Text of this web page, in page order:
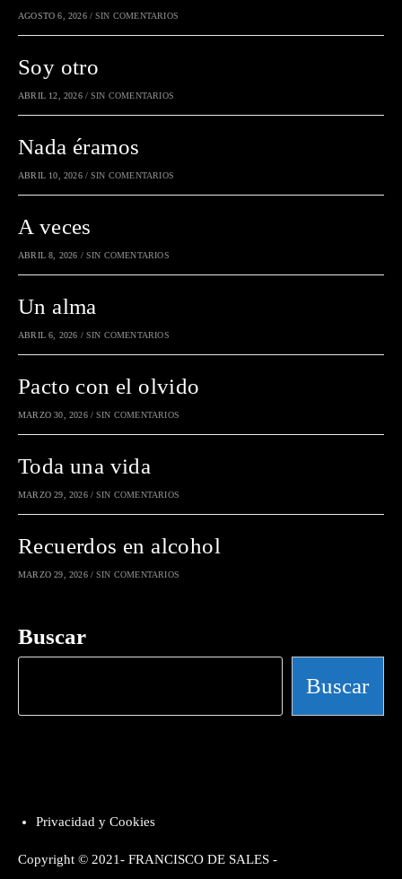
AGOSTO 6, 2026 / SIN COMENTARIOS
Soy otro
ABRIL 12, 2026 / SIN COMENTARIOS
Nada éramos
ABRIL 10, 2026 / SIN COMENTARIOS
A veces
ABRIL 8, 2026 / SIN COMENTARIOS
Un alma
ABRIL 6, 2026 / SIN COMENTARIOS
Pacto con el olvido
MARZO 30, 2026 / SIN COMENTARIOS
Toda una vida
MARZO 29, 2026 / SIN COMENTARIOS
Recuerdos en alcohol
MARZO 29, 2026 / SIN COMENTARIOS
Buscar
Buscar
Privacidad y Cookies
Copyright © 2021- FRANCISCO DE SALES -